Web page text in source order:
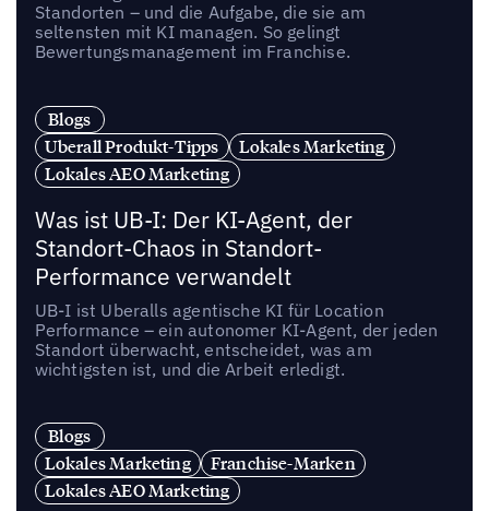
Standorten – und die Aufgabe, die sie am
seltensten mit KI managen. So gelingt
Bewertungsmanagement im Franchise.
Blogs
Uberall Produkt-Tipps
Lokales Marketing
Lokales AEO Marketing
Was ist UB-I: Der KI-Agent, der
Standort-Chaos in Standort-
Performance verwandelt
UB-I ist Uberalls agentische KI für Location
Performance – ein autonomer KI-Agent, der jeden
Standort überwacht, entscheidet, was am
wichtigsten ist, und die Arbeit erledigt.
Blogs
Lokales Marketing
Franchise-Marken
Lokales AEO Marketing